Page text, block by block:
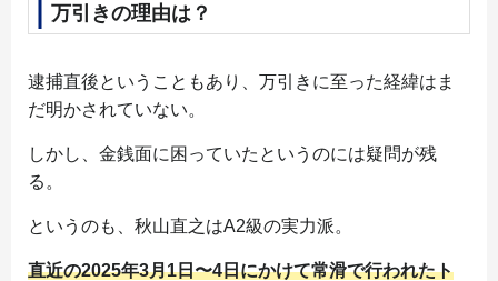
万引きの理由は？
逮捕直後ということもあり、万引きに至った経緯はま
だ明かされていない。
しかし、金銭面に困っていたというのには疑問が残
る。
というのも、秋山直之はA2級の実力派。
直近の2025年3月1日〜4日にかけて常滑で行われたト